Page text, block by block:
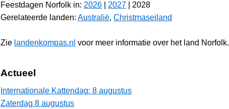
Feestdagen Norfolk in: 2026 2027 | 2028
Gerelateerde landen: Australië, Christmaseiland
Zie landenkompas.nl voor meer informatie over het land Norfolk.
Actueel
Internationale Kattendag: 8 augustus
Zaterdag 8 augustus